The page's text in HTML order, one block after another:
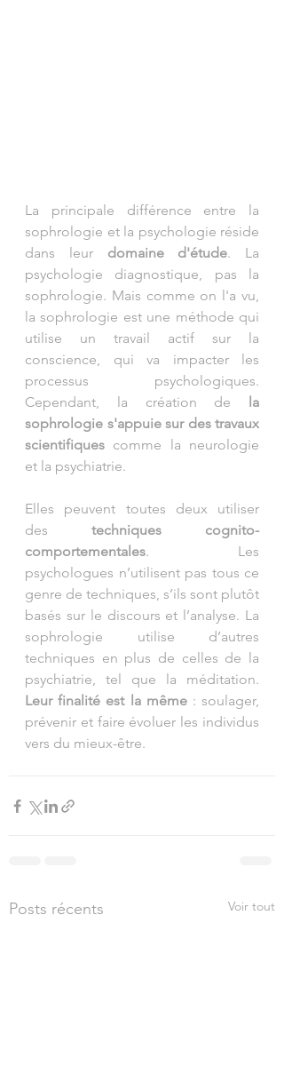
La principale différence entre la
sophrologie et la psychologie réside
dans leur domaine d'étude. La
psychologie diagnostique, pas la
sophrologie. Mais comme on l'a vu,
la sophrologie est une méthode qui
utilise un travail actif sur la
conscience, qui va impacter les
processus psychologiques.
Cependant, la création de
la
sophrologie s'appuie sur des travaux
scientifiques comme la neurologie
et la psychiatrie.
Elles peuvent toutes deux utiliser
des techniques cognito-
comportementales. Les
psychologues n’utilisent pas tous ce
genre de techniques, s’ils sont plutôt
basés sur le discours et l’analyse. La
sophrologie utilise d’autres
techniques en plus de celles de la
Leur finalité est la même : soulager,
prévenir et faire évoluer les individus
vers du mieux-être.
Posts récents Voir tout